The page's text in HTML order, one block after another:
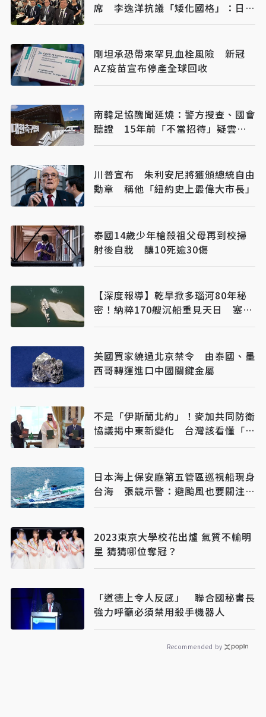
席 李逸洋抗議「矮化國格」：日媒
揭長崎特殊安排
剛坦承恐帶來罕見血栓風險 新冠
AZ疫苗宣布停產全球回收
南韓足協醜聞延燒：警方搜查、國會
聽證 15年前「不當招待」疑雲重
見天日
川普宣布 朱利安尼將獲頒總統自由
勳章 稱他「紐約史上最偉大市長」
泰國14歲少年槍殺祖父母再到校掃
射後自戕 釀10死逾30傷
【深度報導】乾旱掀多瑙河80年秘
密！納粹170艘沉船重見天日 塞爾
維亞砸數億清障救航運命脈
美國買家繞過北京禁令 由泰國、墨
西哥轉運進口中國關鍵金屬
不是「伊斯蘭北約」！麥加共同防衛
協議揭中東新變化 台灣該看懂「多
層次安全」
日本海上保安廳第五管區巡視船現身
台海 張競示警：避颱風也要關注航
行動向
2023東京大學校花出爐 氣質不輸明
星 猜猜哪位奪冠？
「道德上令人反感」 聯合國秘書長
強力呼籲必須禁用殺手機器人
Recommended by